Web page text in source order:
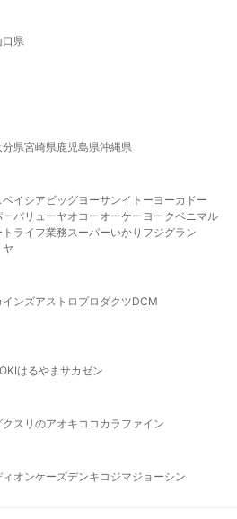
口県
分県宮崎県鹿児島県沖縄県
ベイシア ビッグヨーサンイトーヨーカドー
ーバリューヤオコーオーケー ヨークベニマル
ライフ業務スーパーいかり フジグラン
ヤ
インズアストロプロダクツDCM
はるやま サカゼン
クスリのアオキ ココカラファイン
ィオンケーズデンキ コジマジョーシン